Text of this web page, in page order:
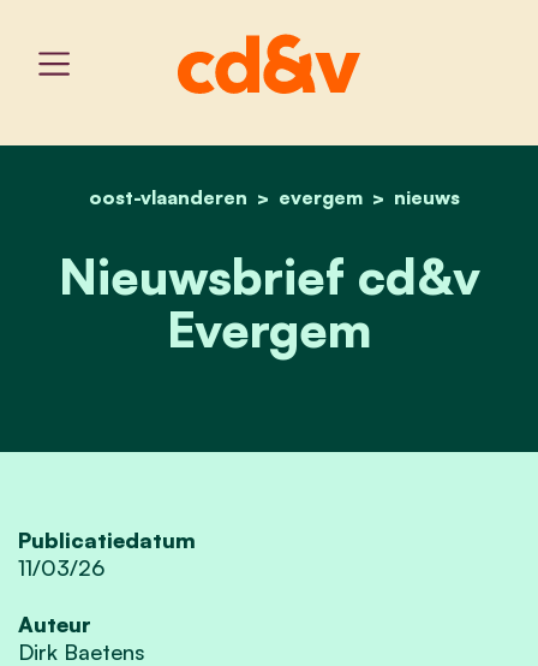
home
oost-vlaanderen evergem nieuws
nieuwsbrief is op komst
Nieuwsbrief cd&v
Evergem
Publicatiedatum
11/03/26
Auteur
Dirk Baetens